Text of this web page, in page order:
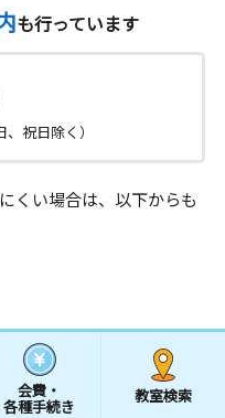
も行っています
祝日除く）
くい場合は、以下からも
会費・
各種手続き
教室検索